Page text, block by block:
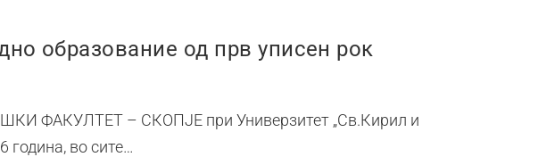
образование од прв уписен рок
ФАКУЛТЕТ – СКОПЈЕ при Универзитет „Св.Кирил и
година, во сите…